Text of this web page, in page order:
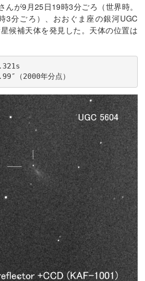
んが9月25日19時3分ごろ（世界時。
3分ごろ）、おおぐま座の銀河UGC
候補天体を発見した。天体の位置は
（2000年分点）